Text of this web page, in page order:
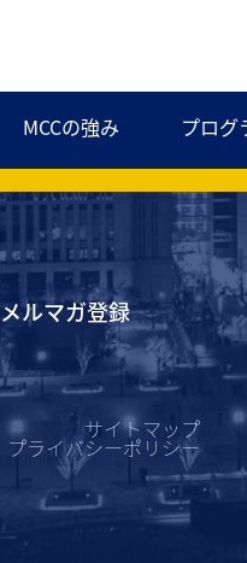
MCCの強み プログ
メルマガ登録
サイトマップ
プライバシーポリシー